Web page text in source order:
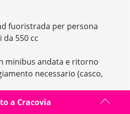
fuoristrada per persona
550 cc
minibus andata e ritorno
necessario (casco,
lingua inglese per
a Cracovia